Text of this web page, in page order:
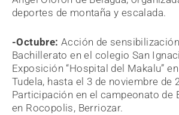
deportes de montaña y escalada.
-Octubre: Acción de
Bachillerato en el colegio San
Exposición “Hospital del Makalu”
Tudela, hasta el 3 de noviembre de
Participación en el campeonato de
en Rocopolis, Berriozar.